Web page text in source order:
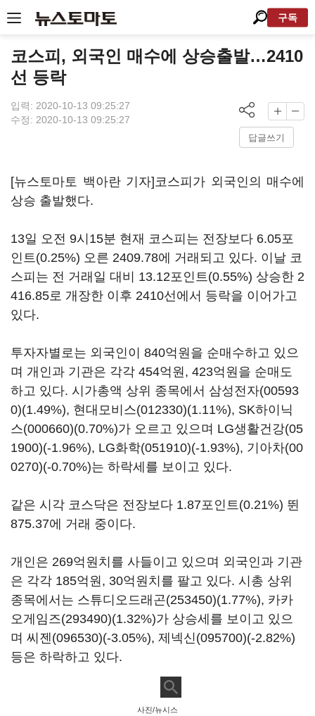
구독
코스피, 외국인 매수에 상승출발…2410
선 등락
입력: 2020-10-13 09:25:27
수정: 2020-10-13 09:25:27
답글쓰기
[뉴스토마토 백아란 기자]코스피가 외국인의 매수에
상승 출발했다.
13일 오전 9시15분 현재 코스피는 전장보다 6.05포
인트(0.25%) 오른 2409.78에 거래되고 있다. 이날 코
스피는 전 거래일 대비 13.12포인트(0.55%) 상승한 2
416.85로 개장한 이후 2410선에서 등락을 이어가고
있다.
투자자별로는 외국인이 840억원을 순매수하고 있으
며 개인과 기관은 각각 454억원, 423억원을 순매도
하고 있다. 시가총액 상위 종목에서 삼성전자(00593
0)(1.49%), 현대모비스(012330)(1.11%), SK하이닉
스(000660)(0.70%)가 오르고 있으며 LG생활건강(05
1900)(-1.96%), LG화학(051910)(-1.93%), 기아차(00
0270)(-0.70%)는 하락세를 보이고 있다.
같은 시각 코스닥은 전장보다 1.87포인트(0.21%) 뛴
875.37에 거래 중이다.
개인은 269억원치를 사들이고 있으며 외국인과 기관
은 각각 185억원, 30억원치를 팔고 있다. 시총 상위
종목에서는 스튜디오드래곤(253450)(1.77%), 카카
오게임즈(293490)(1.32%)가 상승세를 보이고 있으
며 씨젠(096530)(-3.05%), 제넥신(095700)(-2.82%)
등은 하락하고 있다.
사진/뉴시스